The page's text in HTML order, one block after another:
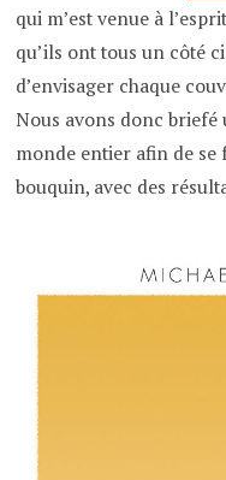
qui m’est venue à
qu’ils ont tous un côté
d’envisager chaque
Nous avons donc
monde entier afin de
bouquin, avec des